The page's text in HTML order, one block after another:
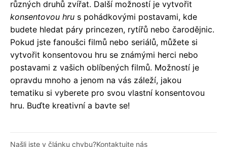
různých druhů zvířat. Další možností je vytvořit
konsentovou hru s pohádkovými postavami, kde
budete hledat páry princezen, rytířů nebo čarodějnic.
Pokud jste fanoušci filmů nebo seriálů, můžete si
vytvořit konsentovou hru se známými herci nebo
postavami z vašich oblíbených filmů. Možností je
opravdu mnoho a jenom na vás záleží, jakou
tematiku si vyberete pro svou vlastní konsentovou
hru. Buďte kreativní a bavte se!
Našli jste v článku chybu?Kontaktujte nás